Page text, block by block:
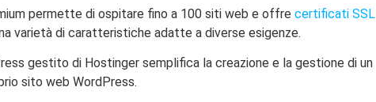
permette di ospitare fino a 100 siti web e offre certificati SSL
varietà di caratteristiche adatte a diverse esigenze.
gestito di Hostinger semplifica la creazione e la gestione di un
sito web WordPress.